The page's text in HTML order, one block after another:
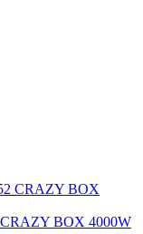
CRAZY BOX 4000W